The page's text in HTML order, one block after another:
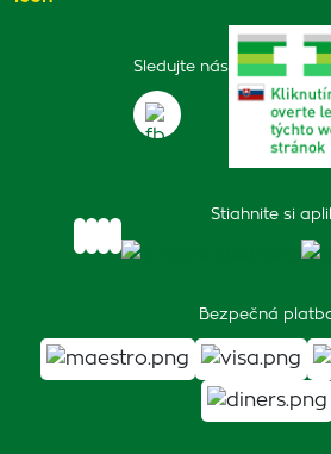
Sledujte nás
Stiahnite si
Bezpečná